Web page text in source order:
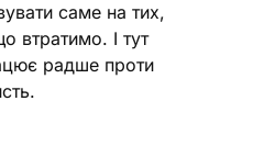
саме на тих,
втратимо. І тут
радше проти